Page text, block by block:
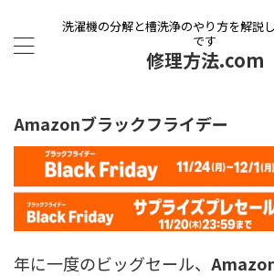
洗濯機の分解と槽洗浄のやり方を解説
です
修理方法.com
Amazonブラックフライデー
年に一度のビッグセール、